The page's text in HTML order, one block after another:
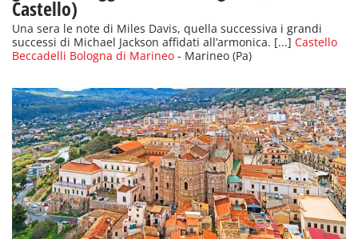
Castello)
Una sera le note di Miles Davis, quella successiva i grandi
successi di Michael Jackson affidati all’armonica. [...] Castello
Beccadelli Bologna di Marineo - Marineo (Pa)